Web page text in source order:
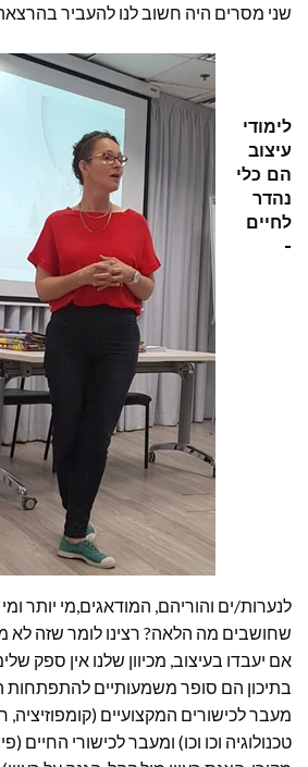
שני מסרים היה חשוב לנו להעביר
לימודי
עיצוב
הם כלי
נהדר
לחיים
-
לנערות/ים והוריהם, המודאגים,מי יותר
שחושבים מה הלאה? רצינו לומר שזה
אם יעבדו בעיצוב, מכיוון שלנו אין ספק
בתיכון הם סופר משמעותיים להתפתחות
מעבר לכישורים המקצועיים (קומפוזיציה,
טכנולוגיה וכו וכו) ומעבר לכישורי החיים